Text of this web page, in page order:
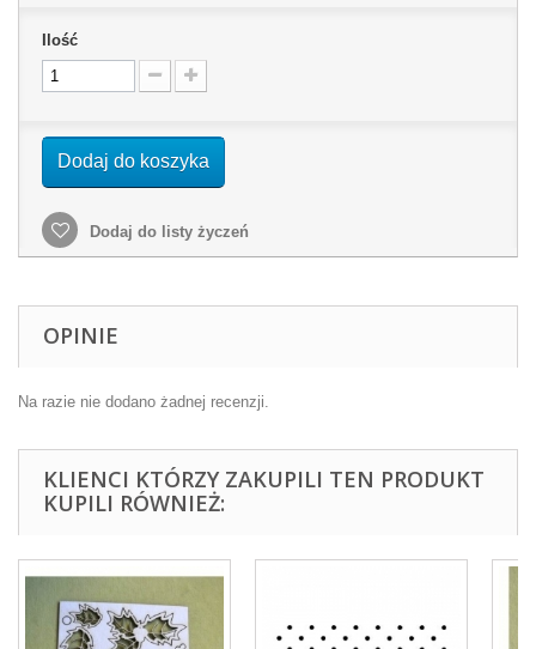
Ilość
Dodaj do koszyka
Dodaj do listy życzeń
OPINIE
Na razie nie dodano żadnej recenzji.
KLIENCI KTÓRZY ZAKUPILI TEN PRODUKT
KUPILI RÓWNIEŻ: